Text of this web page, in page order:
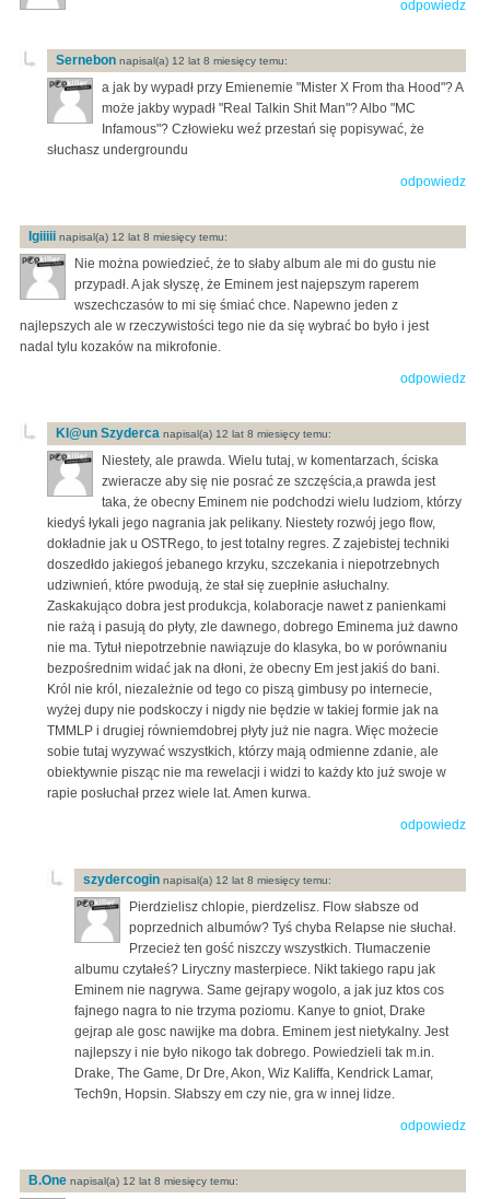
odpowiedz
Sernebon napisal(a) 12 lat 8 miesięcy temu:
a jak by wypadł przy Emienemie "Mister X From tha Hood"? A
może jakby wypadł "Real Talkin Shit Man"? Albo "MC
Infamous"? Człowieku weź przestań się popisywać, że
słuchasz undergroundu
odpowiedz
Igiiiii napisal(a) 12 lat 8 miesięcy temu:
Nie można powiedzieć, że to słaby album ale mi do gustu nie
przypadł. A jak słyszę, że Eminem jest najepszym raperem
wszechczasów to mi się śmiać chce. Napewno jeden z
najlepszych ale w rzeczywistości tego nie da się wybrać bo było i jest
nadal tylu kozaków na mikrofonie.
odpowiedz
Kl@un Szyderca napisal(a) 12 lat 8 miesięcy temu:
Niestety, ale prawda. Wielu tutaj, w komentarzach, ściska
zwieracze aby się nie posrać ze szczęścia,a prawda jest
taka, że obecny Eminem nie podchodzi wielu ludziom, którzy
kiedyś łykali jego nagrania jak pelikany. Niestety rozwój jego flow,
dokładnie jak u OSTRego, to jest totalny regres. Z zajebistej techniki
doszedłdo jakiegoś jebanego krzyku, szczekania i niepotrzebnych
udziwnień, które pwodują, że stał się zuepłnie asłuchalny.
Zaskakująco dobra jest produkcja, kolaboracje nawet z panienkami
nie rażą i pasują do płyty, zle dawnego, dobrego Eminema już dawno
nie ma. Tytuł niepotrzebnie nawiązuje do klasyka, bo w porównaniu
bezpośrednim widać jak na dłoni, że obecny Em jest jakiś do bani.
Król nie król, niezależnie od tego co piszą gimbusy po internecie,
wyżej dupy nie podskoczy i nigdy nie będzie w takiej formie jak na
TMMLP i drugiej równiemdobrej płyty już nie nagra. Więc możecie
sobie tutaj wyzywać wszystkich, którzy mają odmienne zdanie, ale
obiektywnie pisząc nie ma rewelacji i widzi to każdy kto już swoje w
rapie posłuchał przez wiele lat. Amen kurwa.
odpowiedz
szydercogin napisal(a) 12 lat 8 miesięcy temu:
Pierdzielisz chlopie, pierdzelisz. Flow słabsze od
poprzednich albumów? Tyś chyba Relapse nie słuchał.
Przecież ten gość niszczy wszystkich. Tłumaczenie
albumu czytałeś? Liryczny masterpiece. Nikt takiego rapu jak
Eminem nie nagrywa. Same gejrapy wogolo, a jak juz ktos cos
fajnego nagra to nie trzyma poziomu. Kanye to gniot, Drake
gejrap ale gosc nawijke ma dobra. Eminem jest nietykalny. Jest
najlepszy i nie było nikogo tak dobrego. Powiedzieli tak m.in.
Drake, The Game, Dr Dre, Akon, Wiz Kaliffa, Kendrick Lamar,
Tech9n, Hopsin. Słabszy em czy nie, gra w innej lidze.
odpowiedz
B.One napisal(a) 12 lat 8 miesięcy temu: